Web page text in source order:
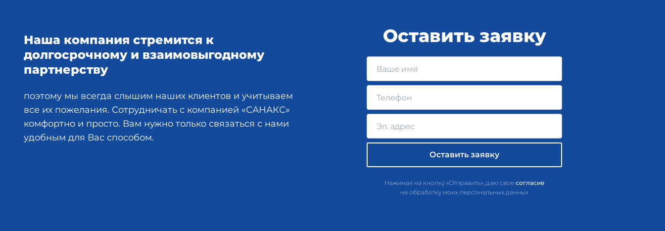
Наша компания стремится к
долгосрочному и взаимовыгодному
партнерству
поэтому мы всегда слышим наших клиентов и учитываем
все их пожелания. Сотрудничать с компанией «САНАКС»
комфортно и просто. Вам нужно только связаться с нами
удобным для Вас способом.
Оставить заявку
Нажимая на кнопку «Отправить», даю свое согласие
на обработку моих персональных данных